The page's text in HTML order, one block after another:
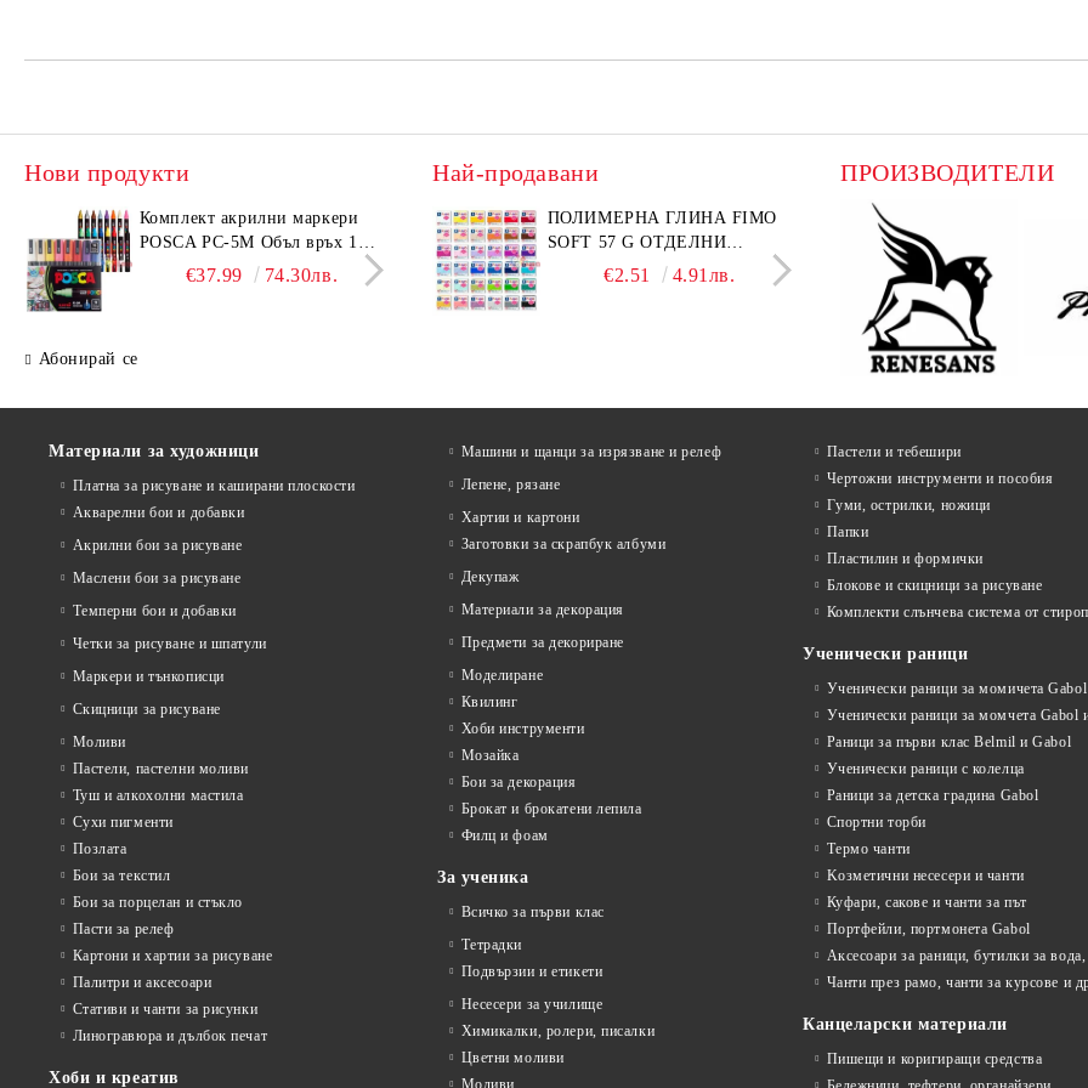
Нови продукти
Комплeкт акрилни маркери
POSCA PC-5M Объл връх 16
бр. Основни цветове
€37.99 74.30лв.
Комплект графитни моливи
KOH-I-NOOR Art 24 бр. (8B-
10H) В метална кутия
€18.60 36.38лв.
Въглен за рисуване Koh-I-
Noor Натурален Ø 6–7 mm 6
бр.
€4.99
Абонирай се
Най-продавани
ПОЛИМЕРНА ГЛИНА FIMO
SOFT 57 G ОТДЕЛНИ
ЦВЕТОВЕ€2.51 4.91лв.
ТЕКСТИЛНА
НЕПРОМОКАЕМА
ЦВЕТОВЕ
€1.38
ПРОИЗВОДИТЕЛИ
Материали за художници
Платна за рисуване и каширани плоскости
Акварелни бои и добавки
Акрилни бои за рисуване
Маслени бои за рисуване
Темперни бои и добавки
Четки за рисуване и шпатули
Маркери и тънкописци
Скицници за рисуване
Моливи
Пастели, пастелни моливи
Туш и алкохолни мастила
Сухи пигменти
Позлата
Бои за текстил
Бои за порцелан и стъкло
Пасти за релеф
Картони и хартии за рисуване
Палитри и аксесоари
Стативи и чанти за рисунки
Линогравюра и дълбок печат
Хоби и креатив
Машини и щанци за изрязване и релеф
Лепене, рязане
Хартии и картони
Заготовки за скрапбук албуми
Декупаж
Материали за декорация
Предмети за декориране
Моделиране
Квилинг
Хоби инструменти
Мозайка
Бои за декорация
Брокат и брокатени лепила
Филц и фоам
За ученика
Всичко за първи клас
Тетрадки
Подвързии и етикети
Несесери за училище
Химикалки, ролери, писалки
Цветни моливи
Моливи
Пастели и тебешири
Чертожни инструменти и пособия
Гуми, острилки, ножици
Папки
Пластилин и формички
Блокове и скицници за рисуване
Комплекти слънчева система от
Ученически раници
Ученически раници за момичета
Ученически раници за момчета Gabol
Раници за първи клас Belmil и Gabol
Ученически раници с колелца
Раници за детска градина Gabol
Спортни торби
Термо чанти
Kозметични несесери и чанти
Куфари, сакове и чанти за път
Портфейли, портмонета Gabol
Аксесоари за раници, бутилки за
Чанти през рамо, чанти за курсове и
Канцеларски материали
Пишещи и коригиращи средства